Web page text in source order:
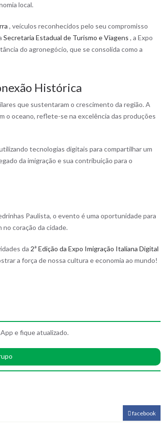
local.
, veículos reconhecidos pelo seu compromisso
Secretaria Estadual de Turismo e Viagens , a Expo
do agronegócio, que se consolida como a
Histórica
que sustentaram o crescimento da região. A
o oceano, reflete-se na excelência das produções
tecnologias digitais para compartilhar um
da imigração e sua contribuição para o
Paulista, o evento é uma oportunidade para
coração da cidade.
da 2ª Edição da Expo Imigração Italiana Digital
a força de nossa cultura e economia ao mundo!
e fique atualizado.
facebook